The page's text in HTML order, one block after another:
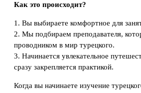
Как это происходит?
1. Вы выбираете комфортное для
2. Мы подбираем преподавателя,
проводником в мир турецкого.
3. Начинается увлекательное
сразу закрепляется практикой.
Когда вы начинаете изучение